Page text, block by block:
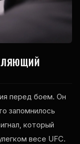
перед боем. Он
запомнилось
который
весе UFC.